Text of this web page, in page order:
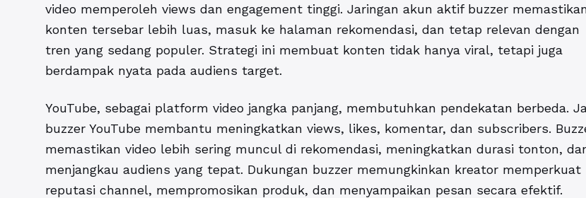
video memperoleh views dan engagement tinggi. Jaringan akun aktif buzzer
konten tersebar lebih luas, masuk ke halaman rekomendasi, dan tetap relevan dengan
tren yang sedang populer. Strategi ini membuat konten tidak hanya viral, tetapi juga
berdampak nyata pada audiens target.
YouTube, sebagai platform video jangka panjang, membutuhkan pendekatan berbeda.
buzzer YouTube membantu meningkatkan views, likes, komentar, dan subscribers.
memastikan video lebih sering muncul di rekomendasi, meningkatkan durasi tonton,
menjangkau audiens yang tepat. Dukungan buzzer memungkinkan kreator memperkuat
reputasi channel, mempromosikan produk, dan menyampaikan pesan secara efektif.